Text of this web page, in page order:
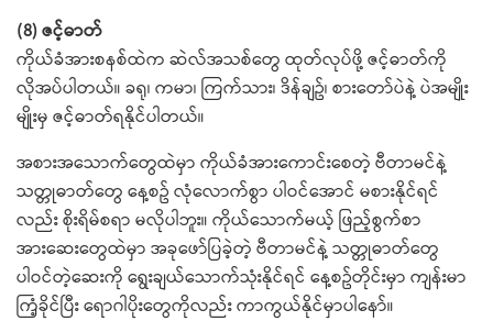
(8) ဇင့်ဓာတ်
ကိုယ်ခံအားစနစ်ထဲက ဆဲလ်အသစ်တွေ ထုတ်လုပ်ဖို့ ဇင့်ဓာတ်ကို
လိုအပ်ပါတယ်။ ခရု၊ ကမာ၊ ကြက်သား၊ ဒိန်ချဥ်၊ စားတော်ပဲနဲ့ ပဲအမျိုး
မျိုးမှ ဇင့်ဓာတ်ရနိုင်ပါတယ်။
အစားအသောက်တွေထဲမှာ ကိုယ်ခံအားကောင်းစေတဲ့ ဗီတာမင်နဲ့
သတ္တုဓာတ်တွေ နေ့စဥ် လုံလောက်စွာ ပါဝင်အောင် မစားနိုင်ရင်
လည်း စိုးရိမ်စရာ မလိုပါဘူး။ ကိုယ်သောက်မယ့် ဖြည့်စွက်စာ
အားဆေးတွေထဲမှာ အခုဖော်ပြခဲ့တဲ့ ဗီတာမင်နဲ့ သတ္တုဓာတ်တွေ
ပါဝင်တဲ့ဆေးကို ရွေးချယ်သောက်သုံးနိုင်ရင် နေ့စဥ်တိုင်းမှာ ကျန်းမာ
ကြံ့ခိုင်ပြီး ရောဂါပိုးတွေကိုလည်း ကာကွယ်နိုင်မှာပါနော်။